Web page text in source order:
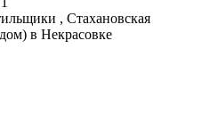
, Стахановская